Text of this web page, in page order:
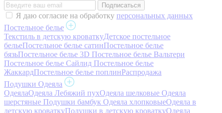
Я даю согласие на обработку персональных данных
Постельное белье
Текстиль в детскую кроваткуДетское постельное
бельеПостельное белье сатинПостельное белье
бязьПостельное белье 3D Постельное белье Вальтери
Постельное белье Сайлид Постельное белье
ЖаккардПостельное белье поплинРаспродажа
Подушки Одеяла
ОдеялаОдеяла Лебяжий пухОдеяла шелковые Одеяла
шерстяные Подушки бамбук Одеяла хлопковыеОдеяла в
детскую кроваткуПодушки в детскую кроваткуОдеяла